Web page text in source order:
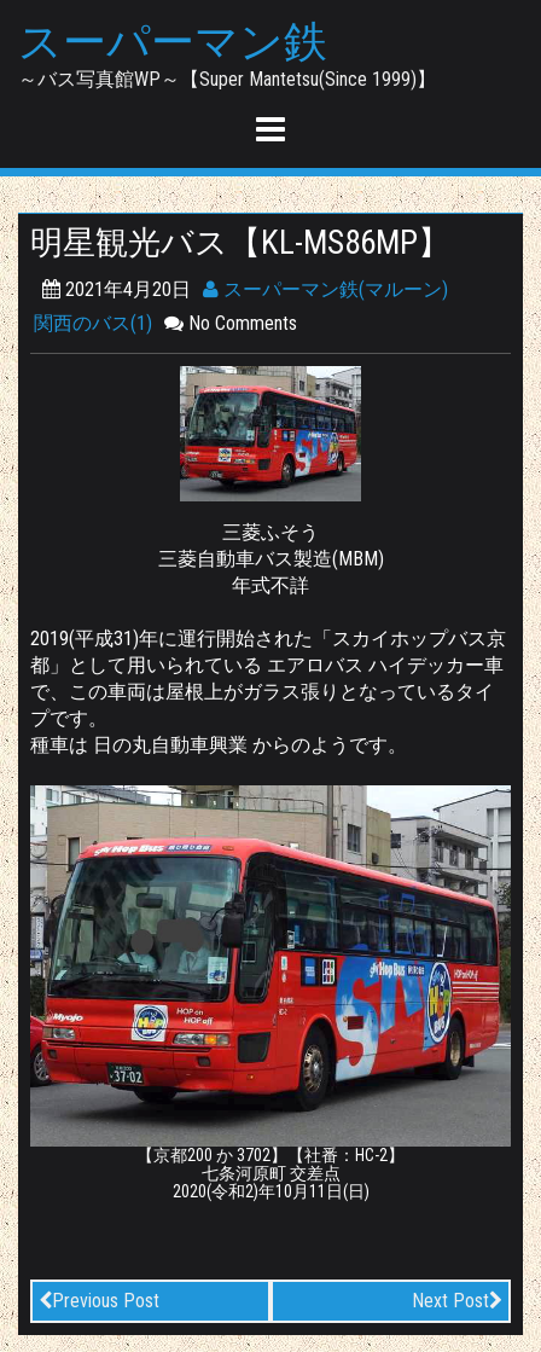
content
スーパーマン鉄
～バス写真館WP～【Super Mantetsu(Since 1999)】
明星観光バス【KL-MS86MP】
2021年4月20日
スーパーマン鉄(マルーン)
関西のバス(1)
No Comments
三菱ふそう
三菱自動車バス製造(MBM)
年式不詳
2019(平成31)年に運行開始された「スカイホップバス京
都」として用いられている エアロバス ハイデッカー車
で、この車両は屋根上がガラス張りとなっているタイ
プです。
種車は 日の丸自動車興業 からのようです。
【京都200 か 3702】【社番：HC-2】
七条河原町 交差点
2020(令和2)年10月11日(日)
Previous Post Next Post